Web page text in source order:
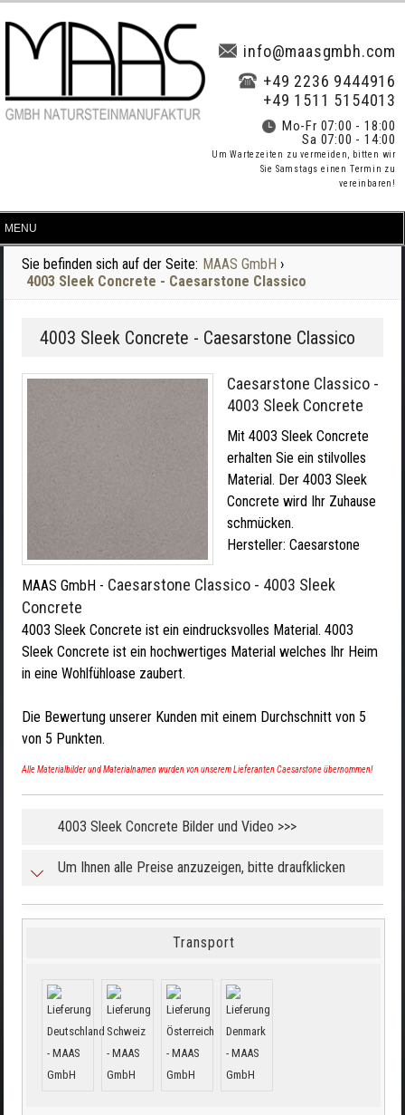
info@maasgmbh.com
+49 2236 9444916
+49 1511 5154013
Mo-Fr 07:00 - 18:00
Sa 07:00 - 14:00
Um Wartezeiten zu vermeiden, bitten wir
Sie Samstags einen Termin zu
vereinbaren!
Sie befinden sich auf der Seite: MAAS GmbH ›
4003 Sleek Concrete - Caesarstone Classico
4003 Sleek Concrete - Caesarstone Classico
Caesarstone Classico -
4003 Sleek Concrete
Mit 4003 Sleek Concrete
erhalten Sie ein stilvolles
Material. Der 4003 Sleek
Concrete wird Ihr Zuhause
schmücken.
Hersteller: Caesarstone
MAAS GmbH - Caesarstone Classico - 4003 Sleek
Concrete
4003 Sleek Concrete ist ein eindrucksvolles Material. 4003
Sleek Concrete ist ein hochwertiges Material welches Ihr Heim
in eine Wohlfühloase zaubert.
Die Bewertung unserer Kunden mit einem Durchschnitt von 5
von 5 Punkten.
Alle Materialbilder und Materialnamen wurden von unserem Lieferanten Caesarstone übernommen!
4003 Sleek Concrete Bilder und Video >>>
Um Ihnen alle Preise anzuzeigen, bitte draufklicken
Transport